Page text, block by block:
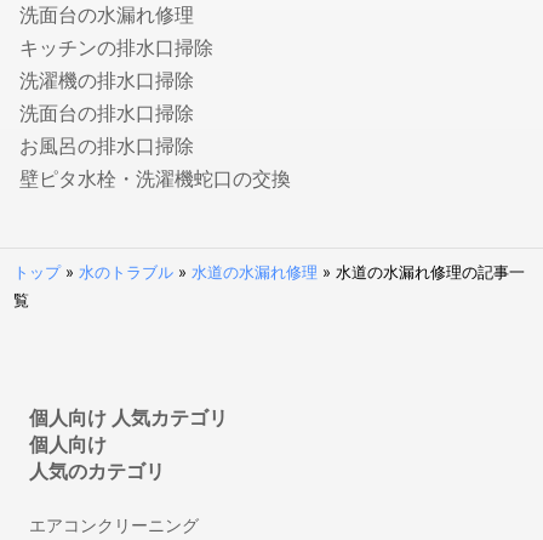
社会保険労務士
就業規則・社内規定・36協定作成の社労士
入退社・保険手続きの社労士
顧問社労士
年度更新・算定基礎の社労士
意匠登録に強い事務所・弁理士
結婚式の写真撮影
フォトウエディング・前撮りの出張撮影
家族写真・記念写真の出張撮影
洗面台の水漏れ修理
キッチンの排水口掃除
洗濯機の排水口掃除
洗面台の排水口掃除
お風呂の排水口掃除
壁ピタ水栓・洗濯機蛇口の交換
トップ» 水のトラブル » 水道の水漏れ修理 »水道の水漏れ修理の記事一
覧
個人向け 人気カテゴリ
個人向け
人気のカテゴリ
エアコンクリーニング